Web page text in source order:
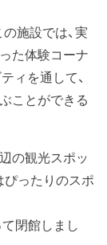
施設では、実
た体験コーナ
ィを通して、
ことができる
の観光スポッ
ぴったりのスポ
閉館しまし